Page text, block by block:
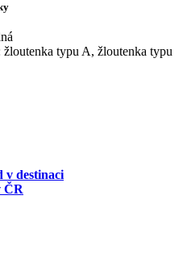
typu A, žloutenka typu
v destinaci
ČR